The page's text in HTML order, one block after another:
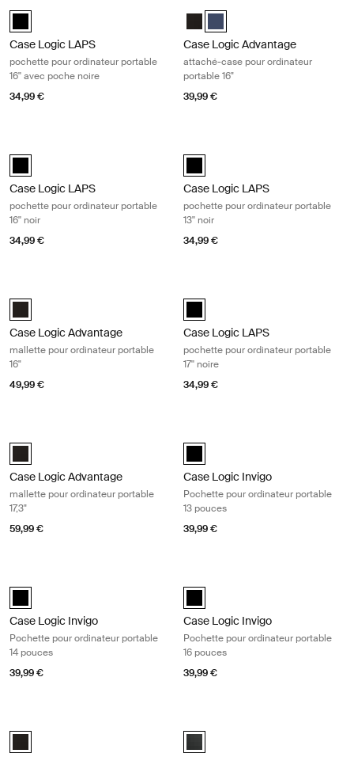
Case Logic LAPS laptop sleeve 16'' with pocket Noir (selected)
Case Logic LAPS
pochette pour ordinateur portable
16'' avec poche noire
34,99 €
Case Logic Advantage 16"
Case Logic Advantage 16"
Case Logic Advantage
attaché-case pour ordinateur
portable 16"
39,99 €
Case Logic LAPS laptop sleeve 16'' Noir (selected)
Case Logic LAPS
pochette pour ordinateur portable
16'' noir
34,99 €
Case Logic LAPS sleeve 13" Noir
Case Logic LAPS
pochette pour ordinateur portable
13'' noir
34,99 €
Case Logic Advantage 16" Laptop Briefcase Noir (selected)
Case Logic Advantage
mallette pour ordinateur portable
16"
49,99 €
Case Logic LAPS laptop sleeve
Case Logic LAPS
pochette pour ordinateur portable
17'' noire
34,99 €
Case Logic Advantage 17.3" Laptop Briefcase Noir (selected)
Case Logic Advantage
mallette pour ordinateur portable
17,3"
59,99 €
black (selected)
Case Logic Invigo
Pochette pour ordinateur portable
13 pouces
39,99 €
black (selected)
Case Logic Invigo
Pochette pour ordinateur portable
14 pouces
39,99 €
black (selected)
Case Logic Invigo
Pochette pour ordinateur portable
16 pouces
39,99 €
Case Logic Advantage 17.3" Attaché Noir (selected)
Case Logic Era 14" Laptop